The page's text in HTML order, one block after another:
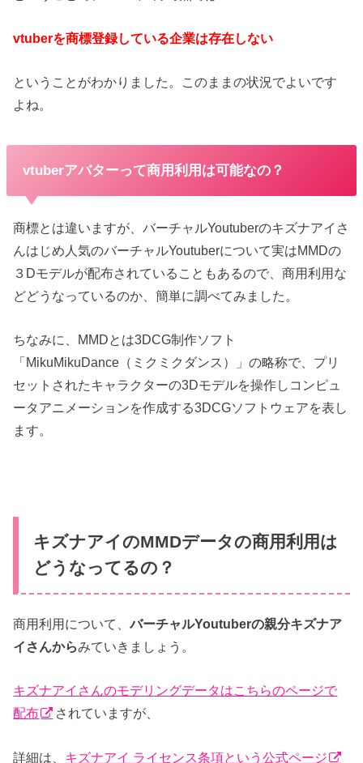
vtuberを商標登録している企業は存在しない
ということがわかりました。このままの状況でよいです
よね。
vtuberアバターって商用利用は可能なの？
商標とは違いますが、バーチャルYoutuberのキズナアイさ
んはじめ人気のバーチャルYoutuberについて実はMMDの
３Dモデルが配布されていることもあるので、商用利用な
どどうなっているのか、簡単に調べてみました。
ちなみに、MMDとは3DCG制作ソフト
「MikuMikuDance（ミクミクダンス）」の略称で、プリ
セットされたキャラクターの3Dモデルを操作しコンピュ
ータアニメーションを作成する3DCGソフトウェアを表し
ます。
キズナアイのMMDデータの商用利用は
どうなってるの？
商用利用について、バーチャルYoutuberの親分キズナア
イさんからみていきましょう。
キズナアイさんのモデリングデータはこちらのページで
配布
されていますが、
詳細は、 キズナアイ ライセンス条項という公式ページ